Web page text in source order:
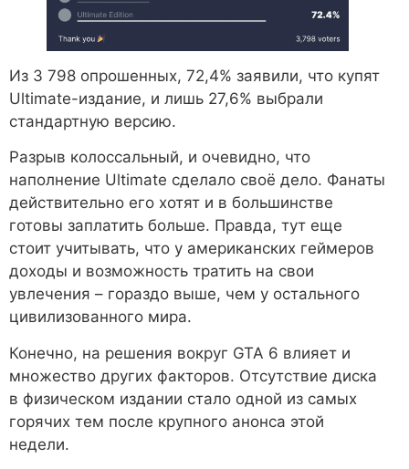
Из 3 798 опрошенных, 72,4% заявили, что купят
Ultimate-издание, и лишь 27,6% выбрали
стандартную версию.
Разрыв колоссальный, и очевидно, что
наполнение Ultimate сделало своё дело. Фанаты
действительно его хотят и в большинстве
готовы заплатить больше. Правда, тут еще
стоит учитывать, что у американских геймеров
доходы и возможность тратить на свои
увлечения – гораздо выше, чем у остального
цивилизованного мира.
Конечно, на решения вокруг GTA 6 влияет и
множество других факторов. Отсутствие диска
в физическом издании стало одной из самых
горячих тем после крупного анонса этой
недели.